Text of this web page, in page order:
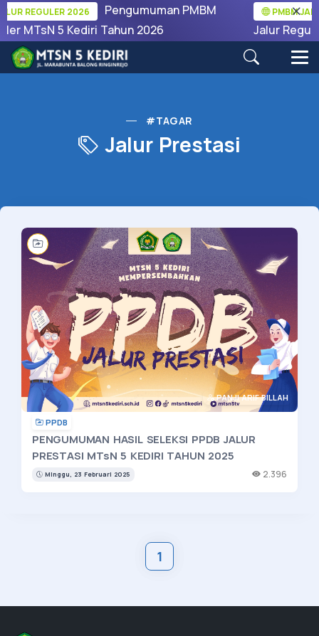
REGULER 2026
Pengumuman PMBM
MTsN 5 Kediri Tahun 2026
PMBM
Jalur
#TAGAR
Jalur Prestasi
PANJI ARIF BILLAH
PPDB
PENGUMUMAN HASIL SELEKSI PPDB JALUR
PRESTASI MTsN 5 KEDIRI TAHUN 2025
Minggu, 23 Februari 2025 2.396
1